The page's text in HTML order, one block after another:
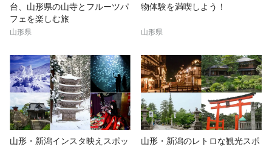
台、山形県の山寺とフルーツパ
フェを楽しむ旅
山形県
物体験を満喫しよう！
山形県
山形・新潟インスタ映えスポッ
山形・新潟のレトロな観光スポ